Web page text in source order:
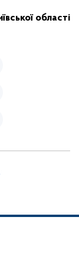
області